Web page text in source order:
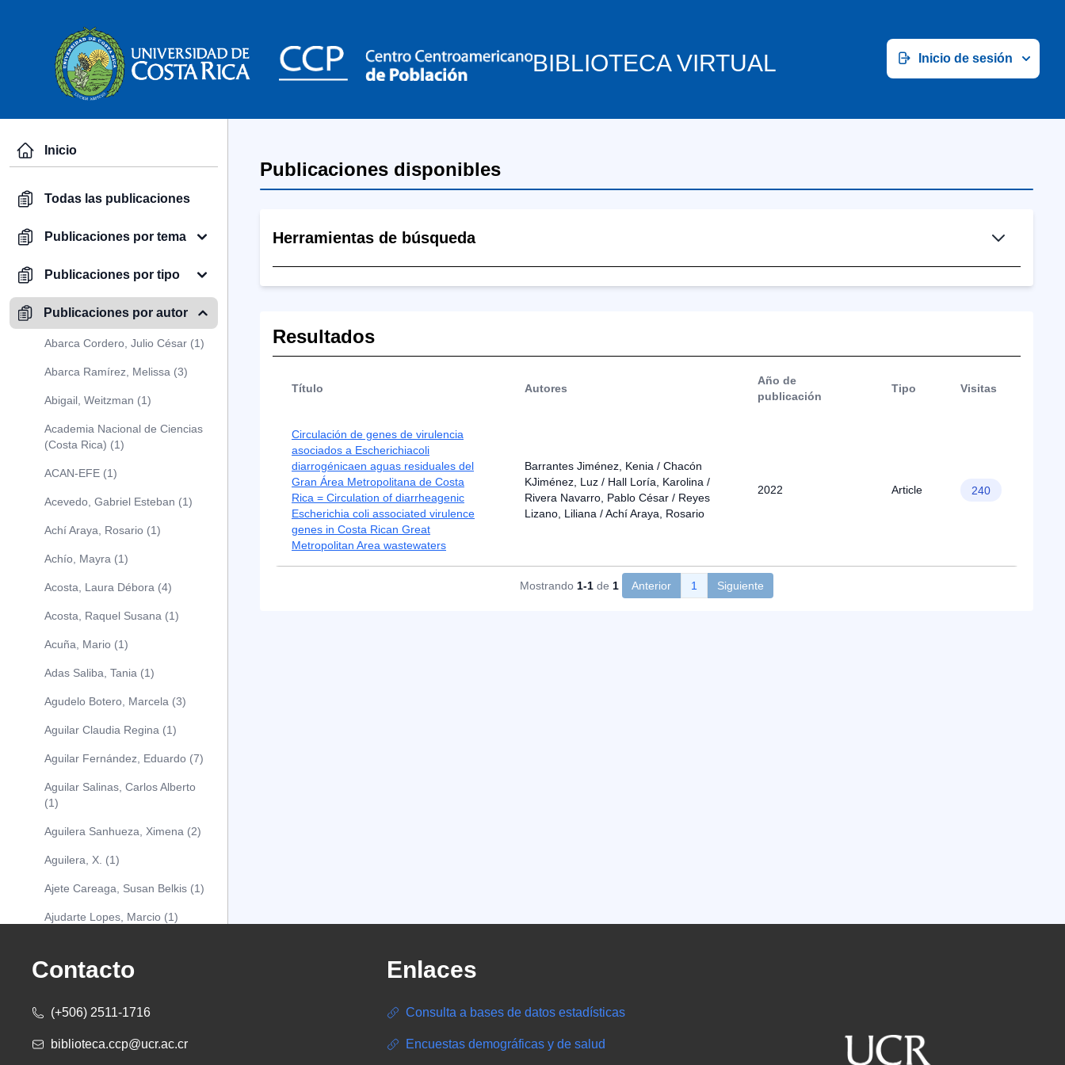
BIBLIOTECA VIRTUAL Inicio de sesión
Inicio
Todas las publicaciones
Publicaciones por tema
Publicaciones por tipo
Publicaciones por autor
Abarca Cordero, Julio César (1)
Abarca Ramírez, Melissa (3)
Abigail, Weitzman (1)
Academia Nacional de Ciencias
(Costa Rica) (1)
ACAN-EFE (1)
Acevedo, Gabriel Esteban (1)
Achí Araya, Rosario (1)
Achío, Mayra (1)
Acosta, Laura Débora (4)
Acosta, Raquel Susana (1)
Acuña, Mario (1)
Adas Saliba, Tania (1)
Agudelo Botero, Marcela (3)
Aguilar Claudia Regina (1)
Aguilar Fernández, Eduardo (7)
Aguilar Salinas, Carlos Alberto
(1)
Aguilera Sanhueza, Ximena (2)
Aguilera, X. (1)
Ajete Careaga, Susan Belkis (1)
Ajudarte Lopes, Marcio (1)
(1)
Albareda Tiana (1)
Alcócer Alfaro, Diana (1)
Publicaciones disponibles
Herramientas de búsqueda
Resultados
Título Autores
Año de
publicación
Tipo Visitas
Circulación de genes de virulencia
asociados a Escherichiacoli
diarrogénicaen aguas residuales del
Gran Área Metropolitana de Costa
Rica = Circulation of diarrheagenic
Escherichia coli associated virulence
genes in Costa Rican Great
Metropolitan Area wastewaters
Barrantes Jiménez, Kenia / Chacón
KJiménez, Luz / Hall Loría, Karolina /
Rivera Navarro, Pablo César / Reyes
Lizano, Liliana / Achí Araya, Rosario
2022 Article 240
Mostrando 1-1 de 1 Anterior 1 Siguiente
Contacto
(+506) 2511-1716
biblioteca.ccp@ucr.ac.cr
Enlaces
Consulta a bases de datos estadísticas
Encuestas demográficas y de salud